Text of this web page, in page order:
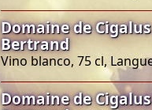
Domaine de
Bertrand
Vino blanco, 75 cl,
Domaine de